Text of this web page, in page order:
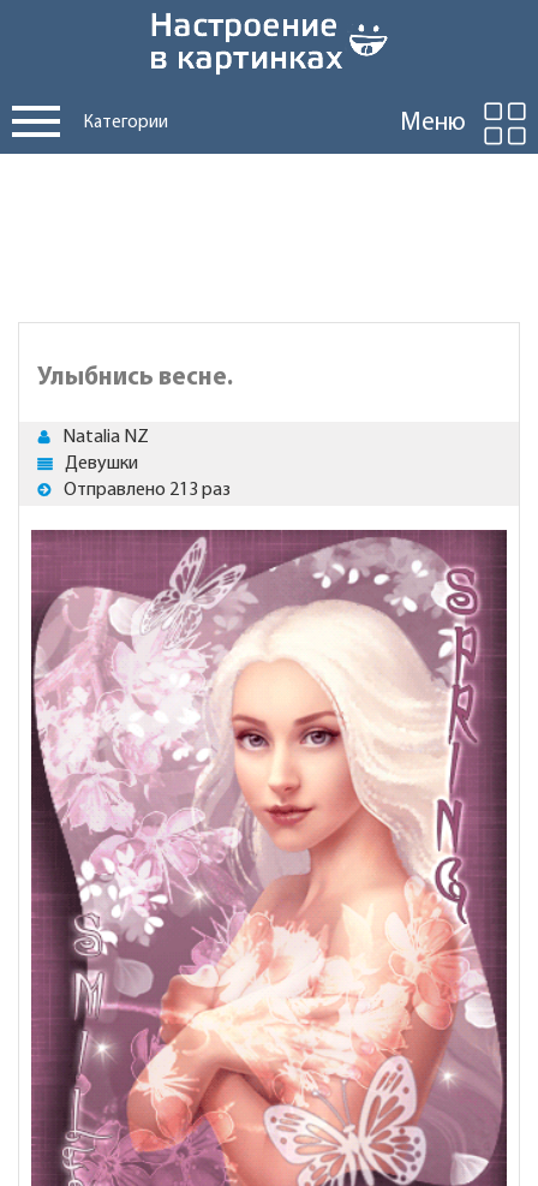
Категории Меню
Улыбнись весне.
Natalia NZ
Девушки
Отправлено 213 раз